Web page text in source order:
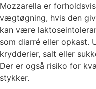
Mozzarella er
vægtøgning, hvis den
kan være
som diarré eller opkast.
krydderier, salt eller
Der er også risiko for
stykker.